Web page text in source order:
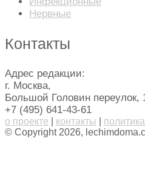
Нервные
Контакты
Адрес редакции:
г. Москва,
Большой Головин переулок,
+7 (495) 641-43-61
о проекте контакты
© Copyright 2026,